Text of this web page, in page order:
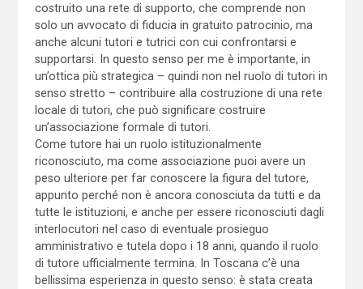
costruito una rete di supporto, che comprende non
solo un avvocato di fiducia in gratuito patrocinio, ma
anche alcuni tutori e tutrici con cui confrontarsi e
supportarsi. In questo senso per me è importante, in
un’ottica più strategica – quindi non nel ruolo di tutori in
senso stretto – contribuire alla costruzione di una rete
locale di tutori, che può significare costruire
un’associazione formale di tutori.
Come tutore hai un ruolo istituzionalmente
riconosciuto, ma come associazione puoi avere un
peso ulteriore per far conoscere la figura del tutore,
appunto perché non è ancora conosciuta da tutti e da
tutte le istituzioni, e anche per essere riconosciuti dagli
interlocutori nel caso di eventuale prosieguo
amministrativo e tutela dopo i 18 anni, quando il ruolo
di tutore ufficialmente termina. In Toscana c’è una
bellissima esperienza in questo senso: è stata creata